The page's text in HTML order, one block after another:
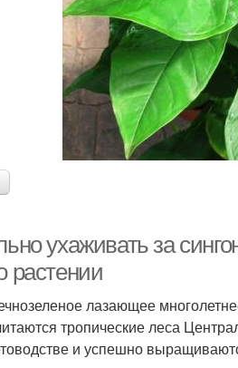
ухаживать за
растении
лазающее
тропические леса
и успешно